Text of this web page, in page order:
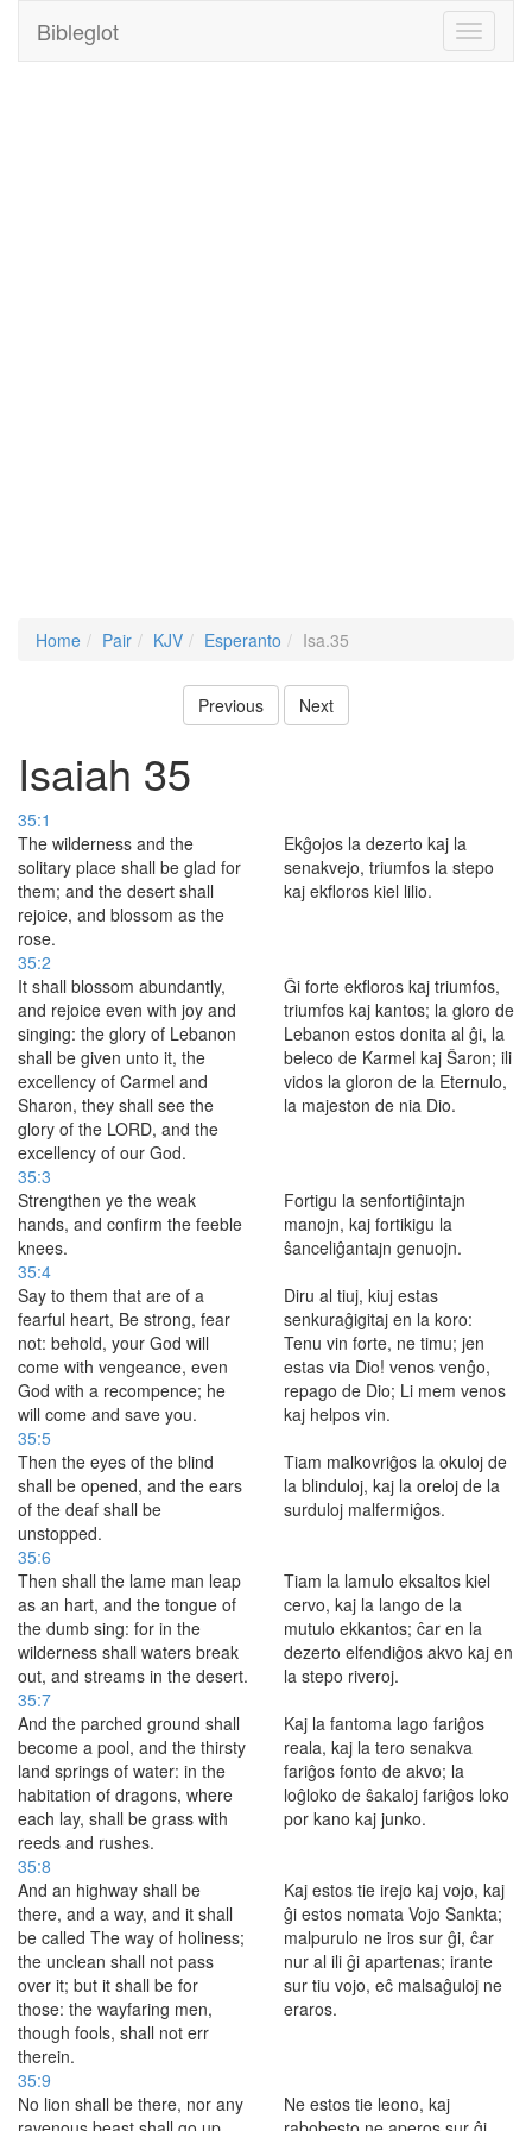
Toggle
Bibleglot
Home Pair KJV Esperanto Isa.35
Previous Next
Isaiah 35
35:1
The wilderness and the
solitary place shall be glad for
them; and the desert shall
rejoice, and blossom as the
rose.
Ekĝojos la dezerto kaj la
senakvejo, triumfos la stepo
kaj ekfloros kiel lilio.
35:2
It shall blossom abundantly,
and rejoice even with joy and
singing: the glory of Lebanon
shall be given unto it, the
excellency of Carmel and
Sharon, they shall see the
glory of the LORD, and the
excellency of our God.
Ĝi forte ekfloros kaj triumfos,
triumfos kaj kantos; la gloro de
Lebanon estos donita al ĝi, la
beleco de Karmel kaj Ŝaron; ili
vidos la gloron de la Eternulo,
la majeston de nia Dio.
35:3
Strengthen ye the weak
hands, and confirm the feeble
knees.
Fortigu la senfortiĝintajn
manojn, kaj fortikigu la
ŝanceliĝantajn genuojn.
35:4
Say to them that are of a
fearful heart, Be strong, fear
not: behold, your God will
come with vengeance, even
God with a recompence; he
will come and save you.
Diru al tiuj, kiuj estas
senkuraĝigitaj en la koro:
Tenu vin forte, ne timu; jen
estas via Dio! venos venĝo,
repago de Dio; Li mem venos
kaj helpos vin.
35:5
Then the eyes of the blind
shall be opened, and the ears
of the deaf shall be
unstopped.
Tiam malkovriĝos la okuloj de
la blinduloj, kaj la oreloj de la
surduloj malfermiĝos.
35:6
Then shall the lame man leap
as an hart, and the tongue of
the dumb sing: for in the
wilderness shall waters break
out, and streams in the desert.
Tiam la lamulo eksaltos kiel
cervo, kaj la lango de la
mutulo ekkantos; ĉar en la
dezerto elfendiĝos akvo kaj en
la stepo riveroj.
35:7
And the parched ground shall
become a pool, and the thirsty
land springs of water: in the
habitation of dragons, where
each lay, shall be grass with
reeds and rushes.
Kaj la fantoma lago fariĝos
reala, kaj la tero senakva
fariĝos fonto de akvo; la
loĝloko de ŝakaloj fariĝos loko
por kano kaj junko.
35:8
And an highway shall be
there, and a way, and it shall
be called The way of holiness;
the unclean shall not pass
over it; but it shall be for
those: the wayfaring men,
though fools, shall not err
therein.
Kaj estos tie irejo kaj vojo, kaj
ĝi estos nomata Vojo Sankta;
malpurulo ne iros sur ĝi, ĉar
nur al ili ĝi apartenas; irante
sur tiu vojo, eĉ malsaĝuloj ne
eraros.
35:9
No lion shall be there, nor any
Ne estos tie leono, kaj